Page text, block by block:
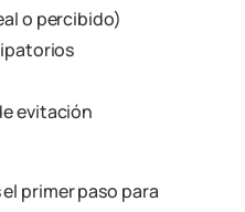
o percibido)
evitación
primer paso para